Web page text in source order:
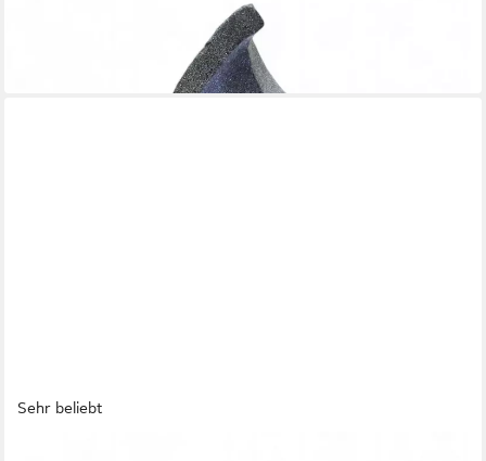
Gartenbrunnen Moderner Springbrunnen mit LED Beleuchtung
Sehr beliebt